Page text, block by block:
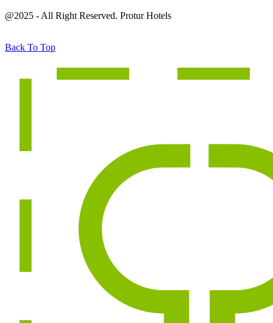
@2025 - All Right Reserved. Protur Hotels
Back To Top